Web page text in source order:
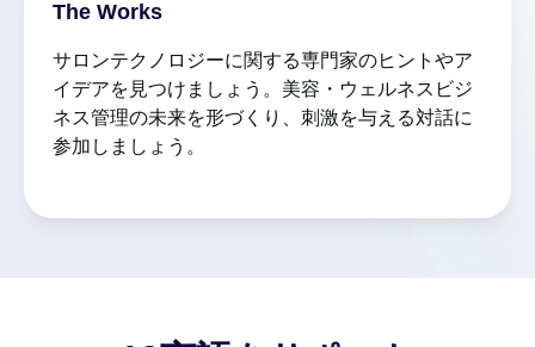
The Works
サロンテクノロジーに関する専門家のヒントやア
イデアを見つけましょう。美容・ウェルネスビジ
ネス管理の未来を形づくり、刺激を与える対話に
参加しましょう。